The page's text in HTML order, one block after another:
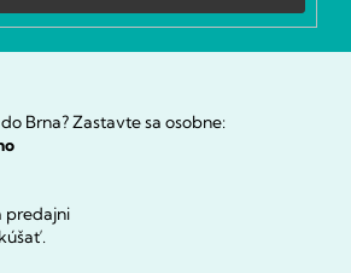
Brna? Zastavte sa osobne:
predajni